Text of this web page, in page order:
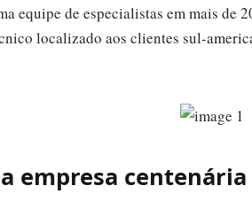
equipe de especialistas em mais de
localizado aos clientes sul-
empresa